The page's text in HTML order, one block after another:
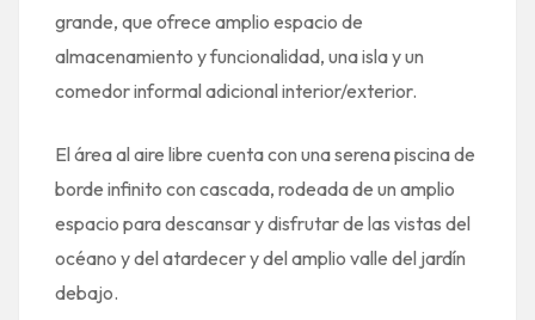
grande, que ofrece amplio espacio de
almacenamiento y funcionalidad, una isla y un
comedor informal adicional interior/exterior.
El área al aire libre cuenta con una serena piscina de
borde infinito con cascada, rodeada de un amplio
espacio para descansar y disfrutar de las vistas del
océano y del atardecer y del amplio valle del jardín
debajo.